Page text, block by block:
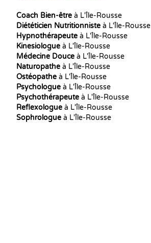
Coach Bien-être à L'Île-Rousse
Diététicien Nutritionniste à L'Île-Rousse
Hypnothérapeute à L'Île-Rousse
Kinesiologue à L'Île-Rousse
Médecine Douce à L'Île-Rousse
Naturopathe à L'Île-Rousse
Ostéopathe à L'Île-Rousse
Psychologue à L'Île-Rousse
Psychothérapeute à L'Île-Rousse
Reflexologue à L'Île-Rousse
Sophrologue à L'Île-Rousse